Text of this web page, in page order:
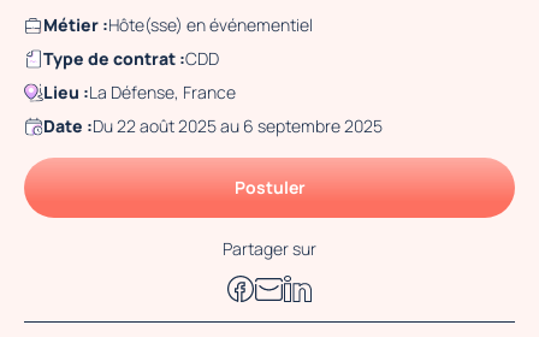
Métier :Hôte(sse) en événementiel
Type de contrat :CDD
Lieu :La Défense, France
Date :Du 22 août 2025 au 6 septembre 2025
Postuler
Partager sur